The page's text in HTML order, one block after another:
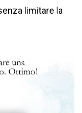
limitare la